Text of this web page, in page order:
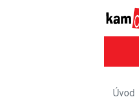
Úvod